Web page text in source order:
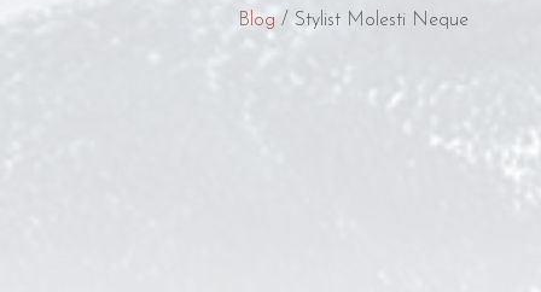
Blog / Stylist Molesti Neque